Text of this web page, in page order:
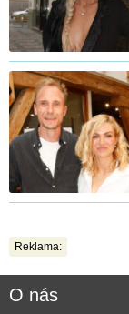
Reklama:
O nás